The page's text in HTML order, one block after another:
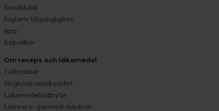
Kundklubb
Sajtens tillgänglighet
App
Köpvillkor
Om recept och läkemedel
Fullmakter
Högkostnadsskyddet
Läkemedelsutbyte
Lämna in gammal medicin